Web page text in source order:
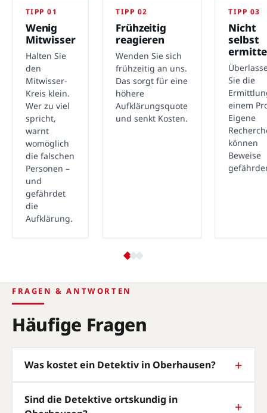
TIPP 01
Wenig
Mitwisser
Halten Sie
den
Mitwisser-
Kreis klein.
Wer zu viel
spricht,
warnt
womöglich
die falschen
Personen –
und
gefährdet
die
Aufklärung.
TIPP 02
Frühzeitig
reagieren
Wenden Sie sich
frühzeitig an uns.
Das sorgt für eine
höhere
Aufklärungsquote
und senkt Kosten.
TIPP 03
Nicht
selbst
Sie die
einem
Eigene
können
Beweise
FRAGEN & ANTWORTEN
Häufige Fragen
Was kostet ein Detektiv in Oberhausen?
Sind die Detektive ortskundig in